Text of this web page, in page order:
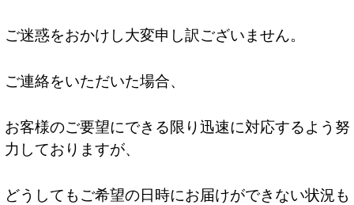
ご迷惑をおかけし大変申し訳ございません。
ご連絡をいただいた場合、
お客様のご要望にできる限り迅速に対応するよう努
力しておりますが、
どうしてもご希望の日時にお届けができない状況も